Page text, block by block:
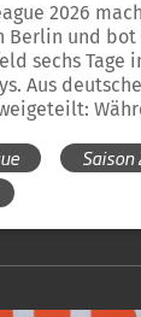
2026
Berlin und bot
sechs Tage
Aus
wechselhaftes
Spielen, aber